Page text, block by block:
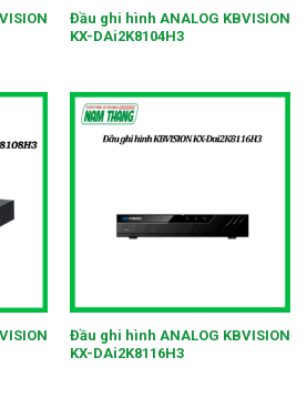
Đầu ghi hình ANALOG KBVISION
KX-DAi2K8104H3
Đầu ghi hình ANALOG KBVISION
KX-DAi2K8116H3